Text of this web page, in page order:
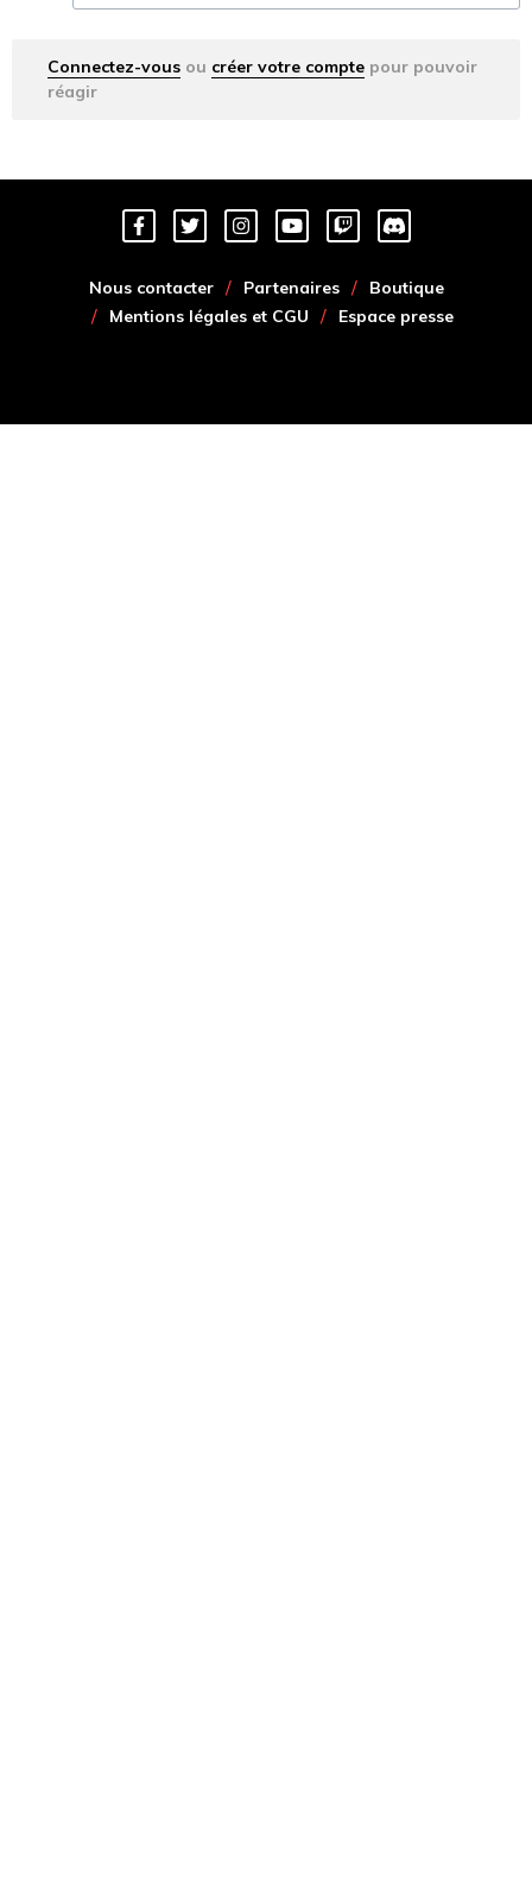
Connectez-vous ou créer votre compte pour pouvoir
réagir
Nous contacter Partenaires
Boutique
Mentions légales et CGU
Espace presse